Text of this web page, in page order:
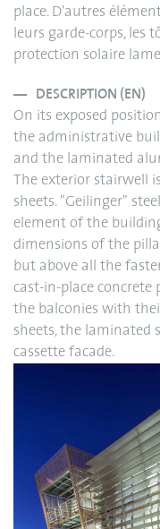
place. D'autres
leurs garde-corps, les
protection solaire
DESCRIPTION (EN)
On its exposed
the administrative
and the laminated
The exterior stairwell
sheets. "Geilinger"
element of the
dimensions of the
but above all the
cast-in-place concrete
the balconies with
sheets, the laminated
cassette facade.